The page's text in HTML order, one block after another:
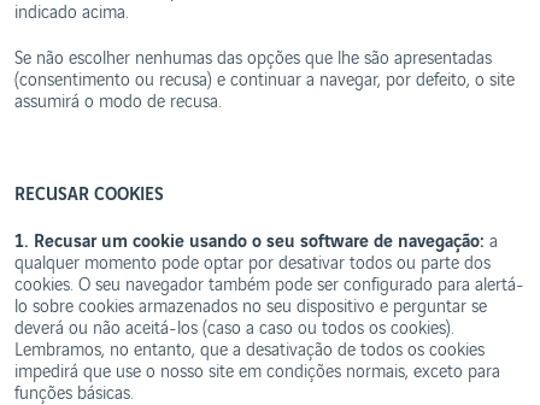
indicado acima.
Se não escolher nenhumas das opções que lhe são apresentadas
(consentimento ou recusa) e continuar a navegar, por defeito, o site
assumirá o modo de recusa.
RECUSAR COOKIES­­
1. Recusar um cookie usando o seu software de navegação: a
qualquer momento pode optar por desativar todos ou parte dos
cookies. O seu navegador também pode ser configurado para alertá-
lo sobre cookies armazenados no seu dispositivo e perguntar se
deverá ou não aceitá-los (caso a caso ou todos os cookies).
Lembramos, no entanto, que a desativação de todos os cookies
impedirá que use o nosso site em condições normais, exceto para
funções básicas.